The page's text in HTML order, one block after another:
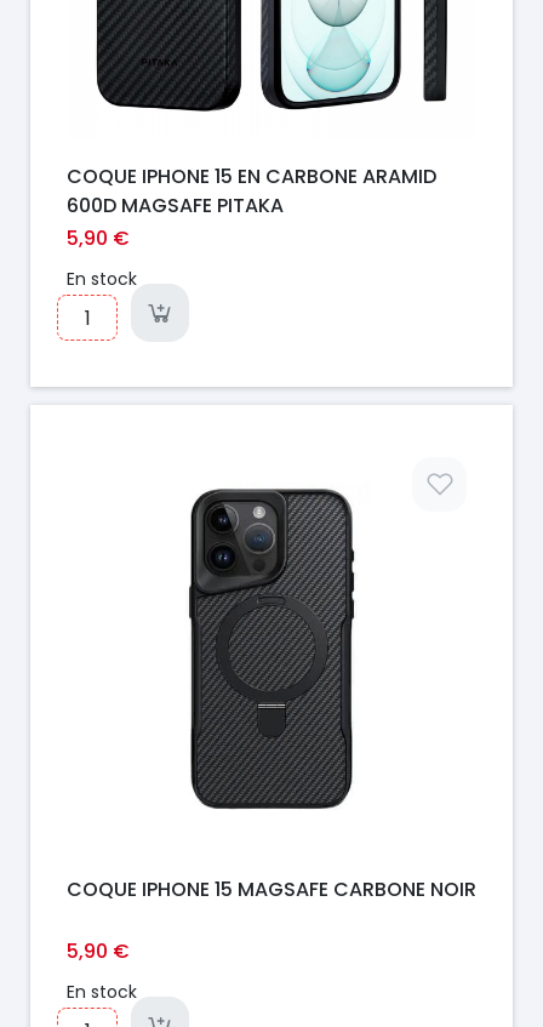
COQUE IPHONE 15 EN CARBONE ARAMID
600D MAGSAFE PITAKA
5,90 €
En stock
COQUE IPHONE 15 MAGSAFE CARBONE NOIR
5,90 €
En stock